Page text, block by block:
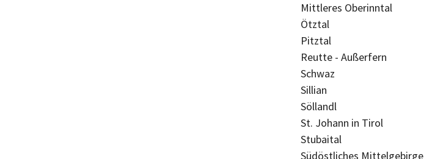
Mittleres Oberinntal
Ötztal
Pitztal
Reutte - Außerfern
Schwaz
Sillian
Söllandl
St. Johann in Tirol
Stubaital
Südöstliches Mittelgebirge